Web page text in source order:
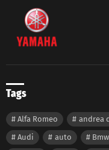
Tags
Alfa Romeo andrea
Audi
auto Bmw